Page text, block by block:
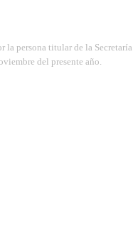
la persona titular de la
del presente año.